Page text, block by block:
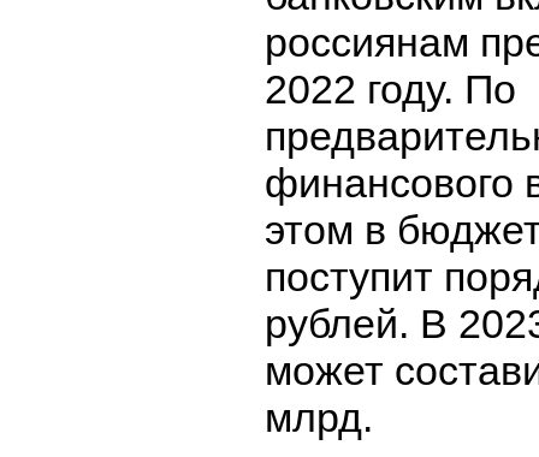
россиянам
2022 году. По
финансового
этом в
поступит
рублей. В
может
млрд.